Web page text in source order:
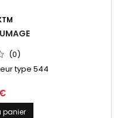
(0)
type 544
panier